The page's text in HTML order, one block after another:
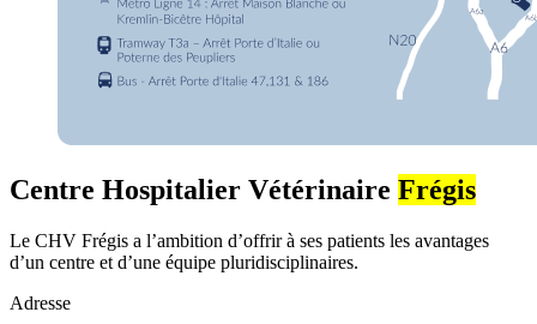
Centre Hospitalier Vétérinaire Frégis
Le CHV Frégis a l’ambition d’offrir à ses patients les avantages
d’un centre et d’une équipe pluridisciplinaires.
Adresse